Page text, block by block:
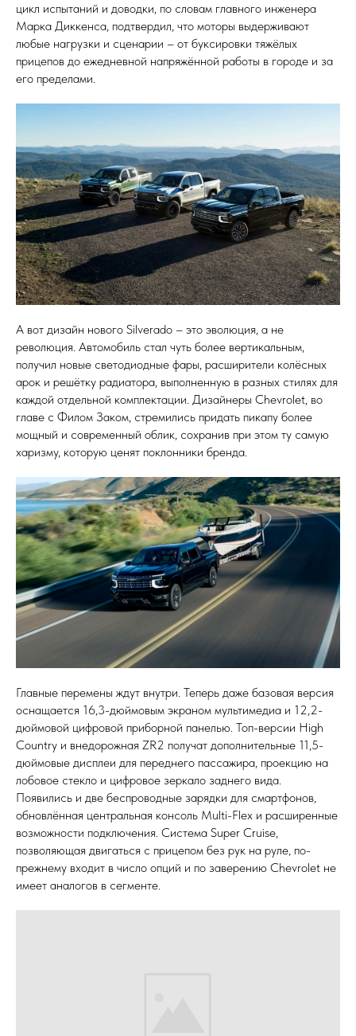
цикл испытаний и доводки, по словам главного инженера
Марка Диккенса, подтвердил, что моторы выдерживают
любые нагрузки и сценарии – от буксировки тяжёлых
прицепов до ежедневной напряжённой работы в городе и за
его пределами.
А вот дизайн нового Silverado – это эволюция, а не
революция. Автомобиль стал чуть более вертикальным,
получил новые светодиодные фары, расширители колёсных
арок и решётку радиатора, выполненную в разных стилях для
каждой отдельной комплектации. Дизайнеры Chevrolet, во
главе с Филом Заком, стремились придать пикапу более
мощный и современный облик, сохранив при этом ту самую
харизму, которую ценят поклонники бренда.
Главные перемены ждут внутри. Теперь даже базовая версия
оснащается 16,3-дюймовым экраном мультимедиа и 12,2-
дюймовой цифровой приборной панелью. Топ-версии High
Country и внедорожная ZR2 получат дополнительные 11,5-
дюймовые дисплеи для переднего пассажира, проекцию на
лобовое стекло и цифровое зеркало заднего вида.
Появились и две беспроводные зарядки для смартфонов,
обновлённая центральная консоль Multi-Flex и расширенные
возможности подключения. Система Super Cruise,
позволяющая двигаться с прицепом без рук на руле, по-
прежнему входит в число опций и по заверению Chevrolet не
имеет аналогов в сегменте.